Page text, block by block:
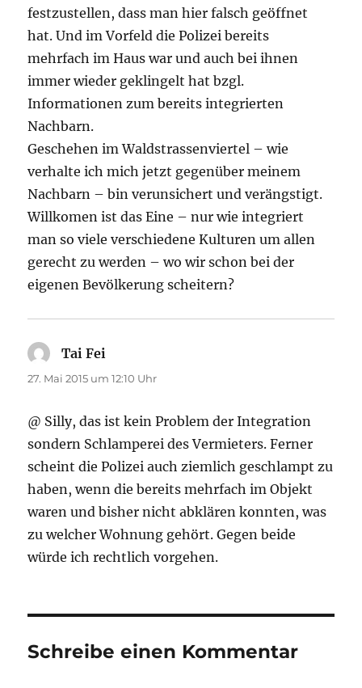
festzustellen, dass man hier falsch geöffnet
hat. Und im Vorfeld die Polizei bereits
mehrfach im Haus war und auch bei ihnen
immer wieder geklingelt hat bzgl.
Informationen zum bereits integrierten
Nachbarn.
Geschehen im Waldstrassenviertel – wie
verhalte ich mich jetzt gegenüber meinem
Nachbarn – bin verunsichert und verängstigt.
Willkomen ist das Eine – nur wie integriert
man so viele verschiedene Kulturen um allen
gerecht zu werden – wo wir schon bei der
eigenen Bevölkerung scheitern?
Tai Fei
27. Mai 2015 um 12:10 Uhr
@ Silly, das ist kein Problem der Integration
sondern Schlamperei des Vermieters. Ferner
scheint die Polizei auch ziemlich geschlampt zu
haben, wenn die bereits mehrfach im Objekt
waren und bisher nicht abklären konnten, was
zu welcher Wohnung gehört. Gegen beide
würde ich rechtlich vorgehen.
Schreibe einen Kommentar